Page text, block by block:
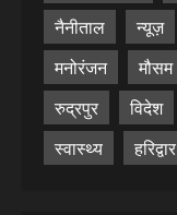
नैनीताल
न्यूज़
मनोरंजन
मौसम
रुद्रपुर
विदेश
स्वास्थ्य
हरिद्वार